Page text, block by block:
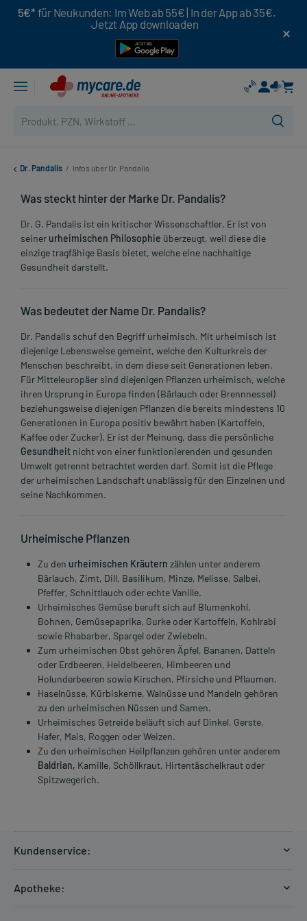
5€* für Neukunden: Im Web ab 55€ | In der App ab 35€.
Jetzt App downloaden
Dr. Pandalis / Infos über Dr. Pandalis
Was steckt hinter der Marke Dr. Pandalis?
Dr. G. Pandalis ist ein kritischer Wissenschaftler. Er ist von
seiner urheimischen Philosophie überzeugt, weil diese die
einzige tragfähige Basis bietet, welche eine nachhaltige
Gesundheit darstellt.
Was bedeutet der Name Dr. Pandalis?
Dr. Pandalis schuf den Begriff urheimisch. Mit urheimisch ist
diejenige Lebensweise gemeint, welche den Kulturkreis der
Menschen beschreibt, in dem diese seit Generationen leben.
Für Mitteleuropäer sind diejenigen Pflanzen urheimisch, welche
ihren Ursprung in Europa finden (Bärlauch oder Brennnessel)
beziehungsweise diejenigen Pflanzen die bereits mindestens 10
Generationen in Europa positiv bewährt haben (Kartoffeln,
Kaffee oder Zucker). Er ist der Meinung, dass die persönliche
Gesundheit nicht von einer funktionierenden und gesunden
Umwelt getrennt betrachtet werden darf. Somit ist die Pflege
der urheimischen Landschaft unablässig für den Einzelnen und
seine Nachkommen.
Urheimische Pflanzen
Zu den urheimischen Kräutern zählen unter anderem
Bärlauch, Zimt, Dill, Basilikum, Minze, Melisse, Salbei,
Pfeffer, Schnittlauch oder echte Vanille.
Urheimisches Gemüse beruft sich auf Blumenkohl,
Bohnen, Gemüsepaprika, Gurke oder Kartoffeln, Kohlrabi
sowie Rhabarber, Spargel oder Zwiebeln.
Zum urheimischen Obst gehören Äpfel, Bananen, Datteln
oder Erdbeeren, Heidelbeeren, Himbeeren und
Holunderbeeren sowie Kirschen, Pfirsiche und Pflaumen.
Haselnüsse, Kürbiskerne, Walnüsse und Mandeln gehören
zu den urheimischen Nüssen und Samen.
Urheimisches Getreide beläuft sich auf Dinkel, Gerste,
Hafer, Mais, Roggen oder Weizen.
Zu den urheimischen Heilpflanzen gehören unter anderem
Baldrian, Kamille, Schöllkraut, Hirtentäschelkraut oder
Spitzwegerich.
Kundenservice:
Zahlungsarten
Apotheke: